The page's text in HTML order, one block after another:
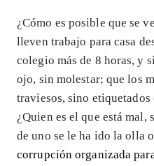
¿Cómo es posible que se
lleven trabajo para casa
colegio más de 8 horas, y
ojo, sin molestar; que los
traviesos, sino
¿Quien es el que está mal,
de uno se le ha ido la olla
corrupción organizada